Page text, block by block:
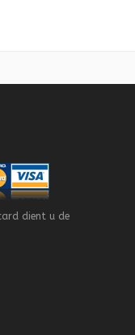
dient u de